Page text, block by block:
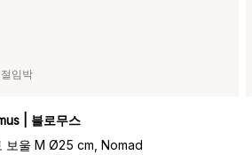
임박
| 블로무스
보울 M Ø25 cm, Nomad